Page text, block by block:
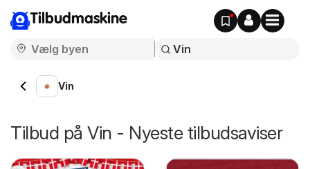
Tilbudmaskine
Vin
Tilbud på Vin - Nyeste tilbudsaviser